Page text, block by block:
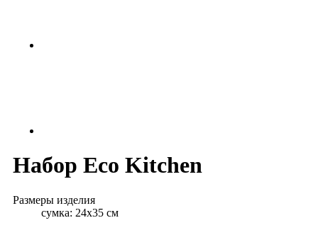
Набор Eco Kitchen
Размеры изделия
сумка: 24х35 см